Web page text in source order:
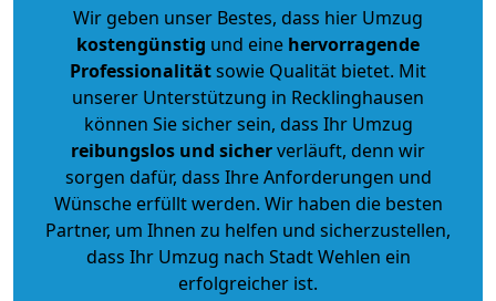
Wir geben unser Bestes, dass hier Umzug
kostengünstig und eine hervorragende
Professionalitätsowie Qualität bietet. Mit
unserer Unterstützung in Recklinghausen
können Sie sicher sein, dass Ihr Umzug
reibungslos und sicherverläuft, denn wir
sorgen dafür, dass Ihre Anforderungen und
Wünsche erfüllt werden. Wir haben die besten
Partner, um Ihnen zu helfen und sicherzustellen,
dass Ihr Umzug nach Stadt Wehlen ein
erfolgreicher ist.